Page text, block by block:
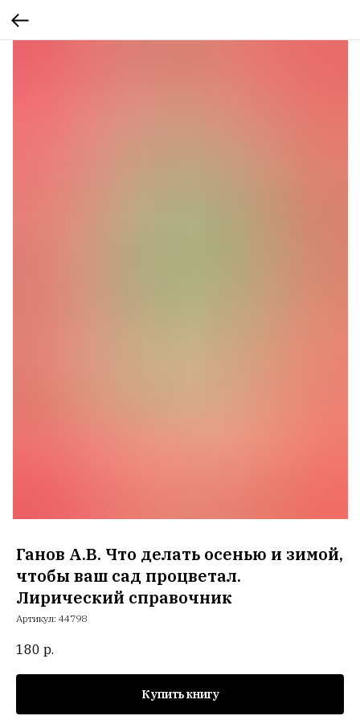
Ганов А.В. Что делать осенью и зимой,
чтобы ваш сад процветал.
Лирический справочник
Артикул: 44798
180 р.
Купить книгу